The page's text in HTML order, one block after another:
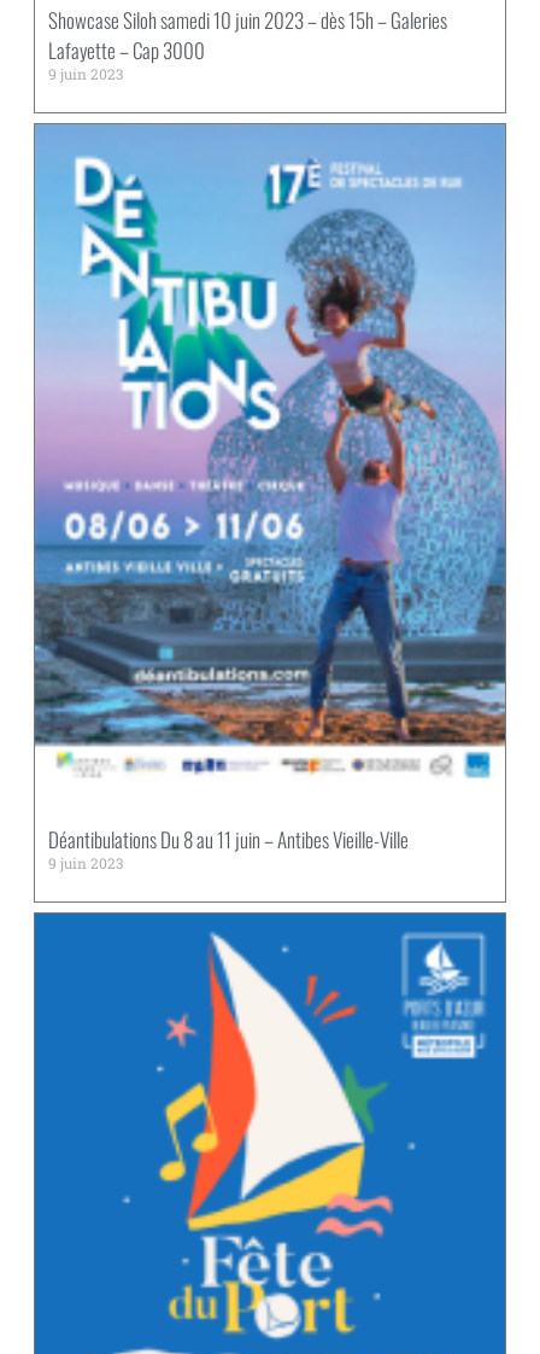
Showcase Siloh samedi 10 juin 2023 – dès 15h – Galeries
Lafayette – Cap 3000
9 juin 2023
Déantibulations Du 8 au 11 juin – Antibes Vieille-Ville
9 juin 2023